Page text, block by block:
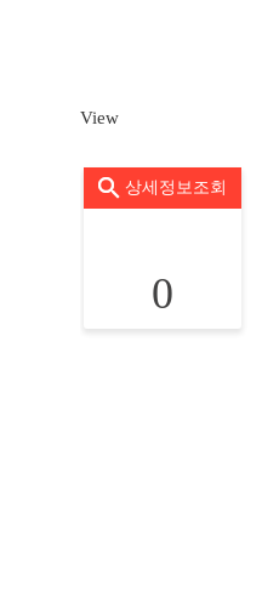
View
상세정보조회
0